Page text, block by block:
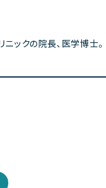
ックの院長、医学博士。